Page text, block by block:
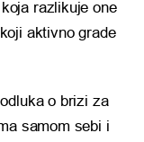
razlikuje one
aktivno grade
o brizi za
samom sebi i